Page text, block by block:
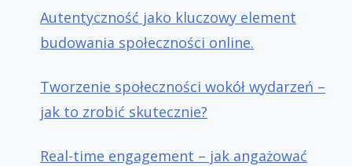
Autentyczność jako kluczowy element
budowania społeczności online.
Tworzenie społeczności wokół wydarzeń –
jak to zrobić skutecznie?
Real-time engagement – jak angażować